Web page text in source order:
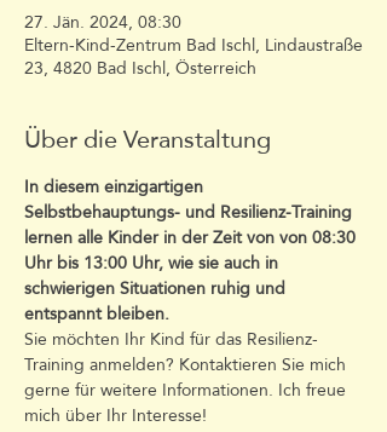
27. Jän. 2024, 08:30
Eltern-Kind-Zentrum Bad Ischl, Lindaustraße
23, 4820 Bad Ischl, Österreich
Über die Veranstaltung
In diesem einzigartigen
Selbstbehauptungs- und Resilienz-Training
lernen alle Kinder in der Zeit von von 08:30
Uhr bis 13:00 Uhr, wie sie auch in
schwierigen Situationen ruhig und
entspannt bleiben.
Sie möchten Ihr Kind für das Resilienz-
Training anmelden? Kontaktieren Sie mich
gerne für weitere Informationen. Ich freue
mich über Ihr Interesse!